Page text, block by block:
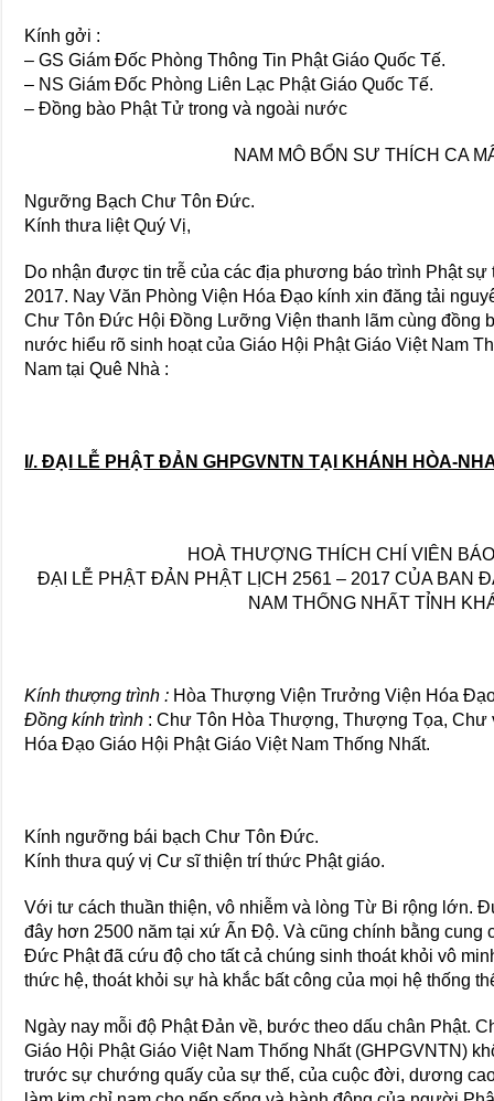
Kính gởi :
– GS Giám Đốc Phòng Thông Tin Phật Giáo Quốc Tế.
– NS Giám Đốc Phòng Liên Lạc Phật Giáo Quốc Tế.
– Đồng bào Phật Tử trong và ngoài nước
NAM MÔ BỔN SƯ THÍCH CA
Ngưỡng Bạch Chư Tôn Đức.
Kính thưa liệt Quý Vị,
Do nhận được tin trễ của các địa phương báo trình Phật
2017. Nay Văn Phòng Viện Hóa Đạo kính xin đăng tải
Chư Tôn Đức Hội Đồng Lưỡng Viện thanh lãm cùng đồng
nước hiểu rõ sinh hoạt của Giáo Hội Phật Giáo Việt Nam
Nam tại Quê Nhà :
I/. ĐẠ I LỄ PHẬT ĐẢN GHPGVNTN TẠ I KHÁNH HÒA-
HOÀ THƯỢNG THÍCH CHÍ VIÊN
ĐẠI LỄ PHẬT ĐẢN PHẬT LỊCH 2561 – 2017 CỦA BAN
NAM THỐNG NHẤT TỈNH
Kính thượng trình : Hòa Thượng Viện Trưởng Viện Hóa
Đồng kính trình : Chư Tôn Hòa Thượng, Thượng Tọa,
Hóa Đạo Giáo Hội Phật Giáo Việt Nam Thống Nhất.
Kính ngưỡng bái bạch Chư Tôn Đức.
Kính thưa quý vị Cư sĩ thiện trí thức Phật giáo.
Với tư cách thuần thiện, vô nhiễm và lòng Từ Bi rộng lớn.
đây hơn 2500 năm tại xứ Ấn Độ. Và cũng chính bằng cung
Đức Phật đã cứu độ cho tất cả chúng sinh thoát khỏi vô
thức hệ, thoát khỏi sự hà khắc bất công của mọi hệ thống
Ngày nay mỗi độ Phật Đản về, bước theo dấu chân Phật.
Giáo Hội Phật Giáo Việt Nam Thống Nhất (GHPGVNTN)
trước sự chướng quấy của sự thế, của cuộc đời, dương